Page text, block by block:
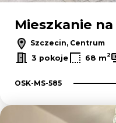
Mieszkanie
Szczecin, Centrum
3 pokoje
68 m2
OSK-MS-585